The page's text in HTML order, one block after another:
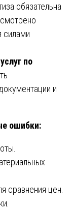
обязательна
силами
по
и
ошибки:
сравнения цен.